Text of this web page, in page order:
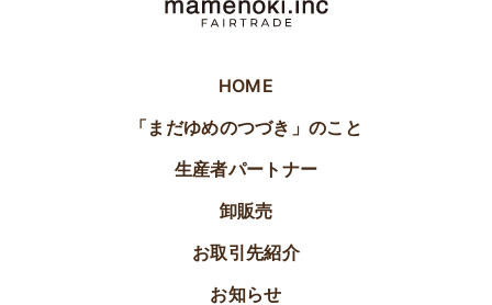
HOME
「まだゆめのつづき」のこと
生産者パートナー
卸販売
お取引先紹介
お知らせ